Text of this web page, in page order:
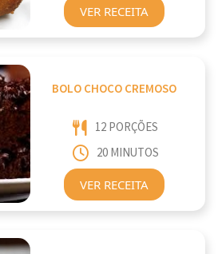
VER RECEITA
BOLO CHOCO CREMOSO
12 PORÇÕES
20 MINUTOS
VER RECEITA